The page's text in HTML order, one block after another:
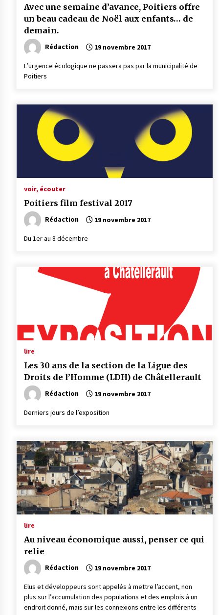
Avec une semaine d’avance, Poitiers offre
un beau cadeau de Noël aux enfants… de
demain.
Rédaction 19 novembre 2017
L’urgence écologique ne passera pas par la municipalité de
Poitiers
voir, écouter
Poitiers film festival 2017
Rédaction 19 novembre 2017
Du 1er au 8 décembre
lire
Les 30 ans de la section de la Ligue des
Droits de l’Homme (LDH) de Châtellerault
Rédaction 19 novembre 2017
Derniers jours de l’exposition
lire
Au niveau économique aussi, penser ce qui
relie
Rédaction 19 novembre 2017
Elus et développeurs sont appelés à mettre l’accent, non
plus sur l’accumulation des populations et des emplois à un
endroit donné, mais sur les connexions entre les différents